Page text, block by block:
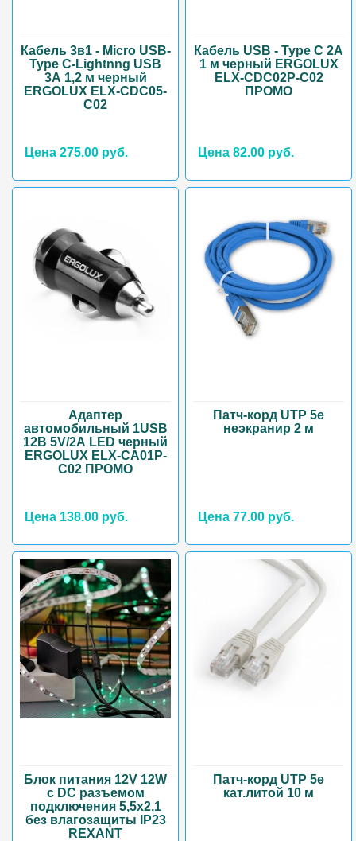
Кабель 3в1 - Micro USB-
Type C-Lightnng USB
3А 1,2 м черный
ERGOLUX ELX-CDC05-
C02
Цена 275.00 руб.
Кабель USB - Type C 2А
1 м черный ERGOLUX
ELX-CDC02P-C02
ПРОМО
Цена 82.00 руб.
Адаптер
автомобильный 1USB
12B 5V/2А LED черный
ERGOLUX ELX-CA01P-
C02 ПРОМО
Цена 138.00 руб.
Патч-корд UTP 5e
неэкранир 2 м
Цена 77.00 руб.
Блок питания 12V 12W
c DC разъемом
подключения 5,5х2,1
без влагозащиты IP23
REXANT
Патч-корд UTP 5e
кат.литой 10 м